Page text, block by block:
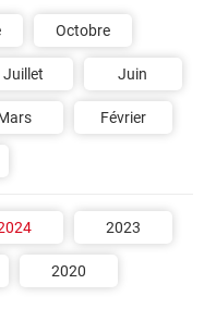
Octobre
Juillet Juin
Février
2023
2020